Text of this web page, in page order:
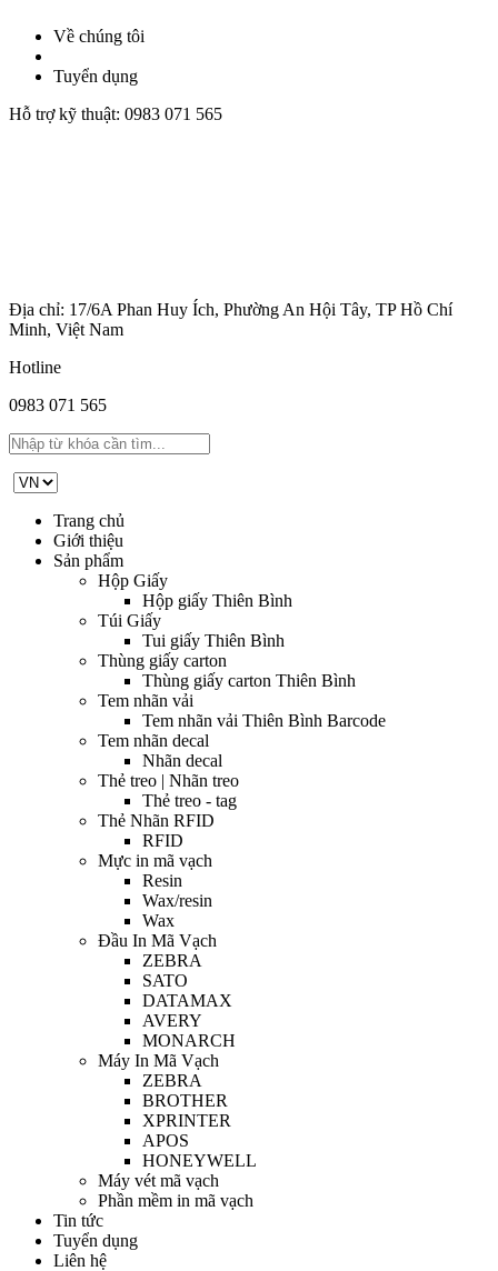
Về chúng tôi
Tuyển dụng
Hỗ trợ kỹ thuật: 0983 071 565
Địa chỉ: 17/6A Phan Huy Ích, Phường An Hội Tây, TP Hồ Chí
Minh, Việt Nam
Hotline
0983 071 565
Trang chủ
Giới thiệu
Sản phẩm
Hộp Giấy
Hộp giấy Thiên Bình
Túi Giấy
Tui giấy Thiên Bình
Thùng giấy carton
Thùng giấy carton Thiên Bình
Tem nhãn vải
Tem nhãn vải Thiên Bình Barcode
Tem nhãn decal
Nhãn decal
Thẻ treo | Nhãn treo
Thẻ treo - tag
Thẻ Nhãn RFID
RFID
Mực in mã vạch
Resin
Wax/resin
Wax
Đầu In Mã Vạch
ZEBRA
SATO
DATAMAX
AVERY
MONARCH
Máy In Mã Vạch
ZEBRA
BROTHER
XPRINTER
APOS
HONEYWELL
Máy vét mã vạch
Phần mềm in mã vạch
Tin tức
Tuyển dụng
Liên hệ